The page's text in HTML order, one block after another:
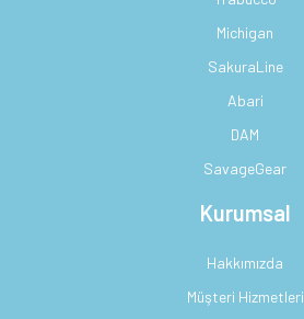
Michigan
SakuraLine
Abari
DAM
SavageGear
Kurumsal
Hakkımızda
Müşteri Hizmetleri